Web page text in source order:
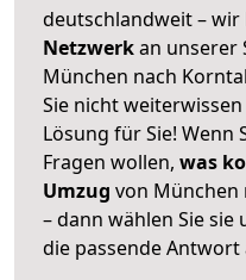
deutschlandweit – wir
Netzwerkan unserer
München nach
Sie nicht
Lösung für Sie!
Fragen wollen, was
Umzug von München
– dann wählen Sie
die passende